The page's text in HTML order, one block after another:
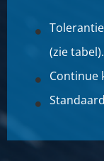
(zie tabel).
Continue